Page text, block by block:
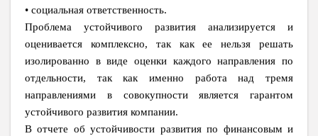
• социальная ответственность.
Проблема устойчивого развития анализируется и
оценивается комплексно, так как ее нельзя решать
изолированно в виде оценки каждого направления по
отдельности, так как именно работа над тремя
направлениями в совокупности является гарантом
устойчивого развития компании.
В отчете об устойчивости развития по финансовым и